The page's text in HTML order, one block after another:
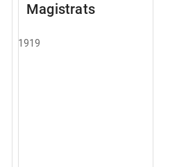
Magistrats
1919